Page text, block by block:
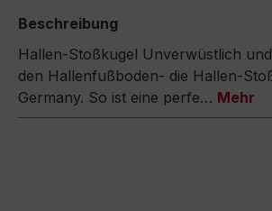
Beschreibung
Hallen-Stoßkugel Unverwüstlich
den Hallenfußboden- die Hallen-
Germany. So ist eine perfe… Mehr